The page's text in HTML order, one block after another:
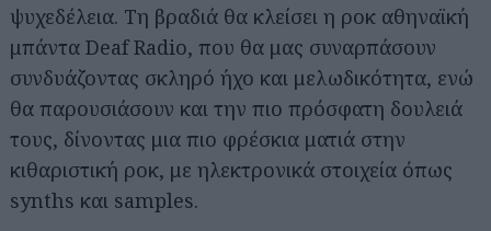
ψυχεδέλεια. Τη βραδιά θα κλείσει η ροκ αθηναϊκή
μπάντα Deaf Radio, που θα μας συναρπάσουν
συνδυάζοντας σκληρό ήχο και μελωδικότητα, ενώ
θα παρουσιάσουν και την πιο πρόσφατη δουλειά
τους, δίνοντας μια πιο φρέσκια ματιά στην
κιθαριστική ροκ, με ηλεκτρονικά στοιχεία όπως
synths και samples.